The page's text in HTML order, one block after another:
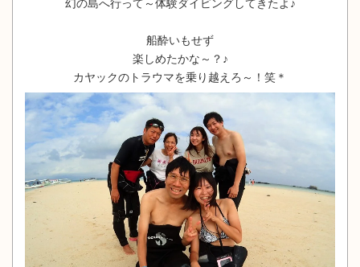
幻の島へ行って～体験ダイビングしてきたよ♪
船酔いもせず
楽しめたかな～？♪
カヤックのトラウマを乗り越えろ～！笑＊